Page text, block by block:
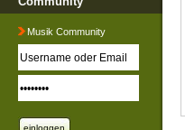
Musik Community